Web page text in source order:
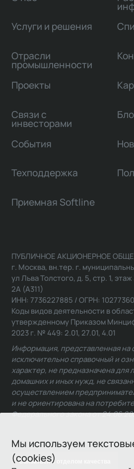
Мы используем
(cookies)
Услуги и решения
Отрасли
промышленности
Проекты
Связи с
инвесторами
События
Техподдержка
Приемная Softline
Связаться с отделом качества
ПУБЛИЧНОЕ АКЦИОНЕРНОЕ
г. Москва, вн.тер. г.
ул Льва Толстого, д. 5, стр. 1,
2А (А311)
ИНН: 7736227885 / ОГРН:
Коды видов деятельности в
утвержденному Приказом
2023 г. № 449: 2.01, 27.01, 4.01
Информация, представленная на
исключительно справочный и
характер, не предназначена для
домашних и иных нужд, не
осуществлением
и не ориентирована на
Федерального закона от